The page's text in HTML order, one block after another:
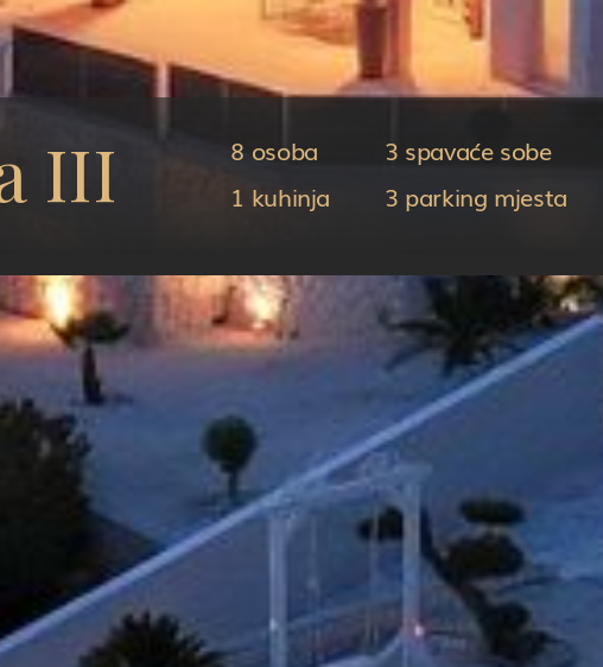
III 8 osoba 3 spavaće sobe
1 kuhinja
3 parking mjesta